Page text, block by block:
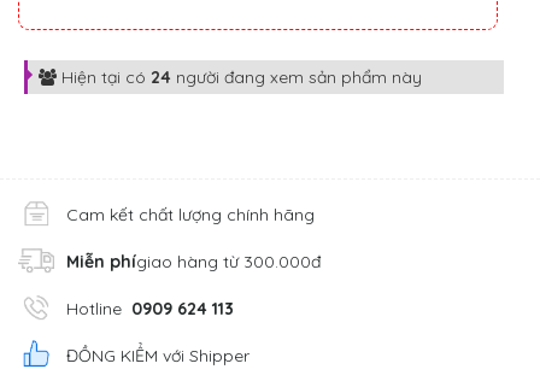
Hiện tại có 24 người đang xem sản phẩm này
Cam kết chất lượng chính hãng
Miễn phígiao hàng từ 300.000đ
Hotline 0909 624 113
ĐỒNG KIỂM với Shipper